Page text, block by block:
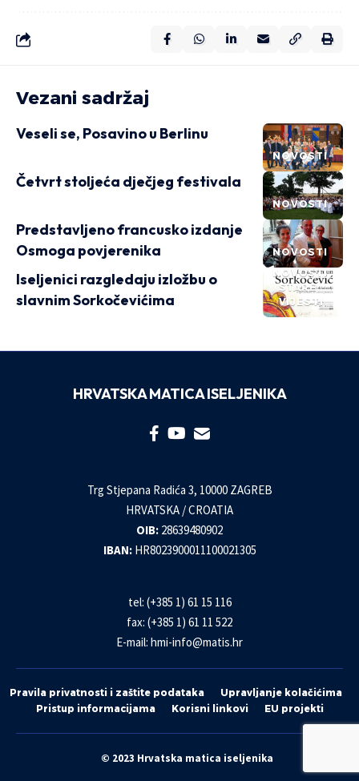
Vezani sadržaj
NOVOSTI
Veseli se, Posavino u Berlinu
NOVOSTI
Četvrt stoljeća dječjeg festivala
NOVOSTI
Predstavljeno francusko izdanje
Osmoga povjerenika
NOVOSTI
STARE
VIJESTI
Iseljenici razgledaju izložbu o
slavnim Sorkočevićima
HRVATSKA MATICA ISELJENIKA
Trg Stjepana Radića 3, 10000 ZAGREB
HRVATSKA / CROATIA
OIB: 28639480902
IBAN: HR8023900011100021305
tel: (+385 1) 61 15 116
fax: (+385 1) 61 11 522
E-mail: hmi-info@matis.hr
Pravila privatnosti i zaštite podataka
Upravljanje kolačićima
Pristup informacijama
Korisni linkovi EU projekti
© 2023 Hrvatska matica iseljenika